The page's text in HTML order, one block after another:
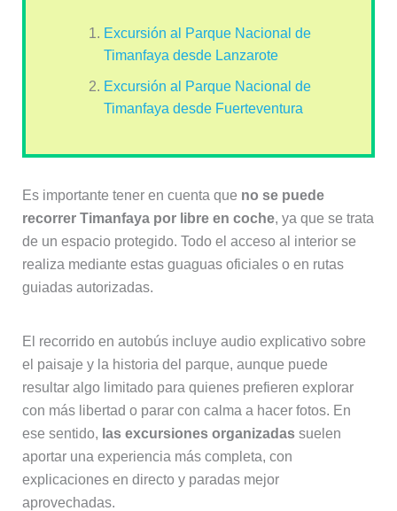
Excursión al Parque Nacional de
Timanfaya desde Lanzarote
Excursión al Parque Nacional de
Timanfaya desde Fuerteventura
Es importante tener en cuenta que no se puede
recorrer Timanfaya por libre en coche, ya que se trata
de un espacio protegido. Todo el acceso al interior se
realiza mediante estas guaguas oficiales o en rutas
guiadas autorizadas.
El recorrido en autobús incluye audio explicativo sobre
el paisaje y la historia del parque, aunque puede
resultar algo limitado para quienes prefieren explorar
con más libertad o parar con calma a hacer fotos. En
ese sentido, las excursiones organizadassuelen
aportar una experiencia más completa, con
explicaciones en directo y paradas mejor
aprovechadas.